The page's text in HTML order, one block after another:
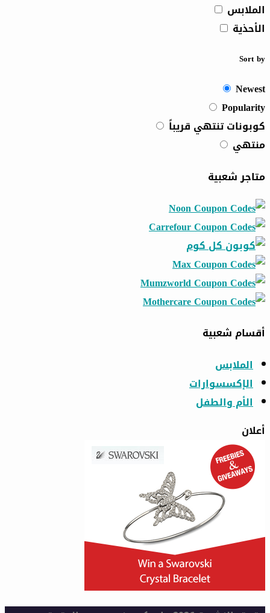
الملابس
الأحذية
Sort by
Newest
Popularity
كوبونات تنتهي قريباً
منتهي
متاجر شعبية
أقسام شعبية
الملابس
الإكسسوارات
الأم والطفل
أعلان